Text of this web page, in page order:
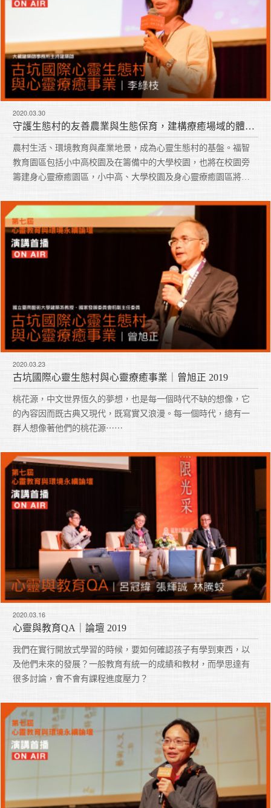
2020.03.30
守護生態村的友善農業與生態保育，建構療癒場域的體性｜李綠枝 2019
農村生活、環境教育與產業地景，成為心靈生態村的基盤。福智
教育園區包括小中高校園及在籌備中的大學校園，也將在校園旁
籌建身心靈療癒園區，小中高、大學校園及身心靈療癒園區將是
心靈療癒中心，這是讓人們走進心靈療癒之旅的起點，在這裡，
行住坐臥都是探索內心寧靜的體驗。
2020.03.23
古坑國際心靈生態村與心靈療癒事業｜曾旭正 2019
桃花源，中文世界恆久的夢想，也是每一個時代不缺的想像，它
的內容因而既古典又現代，既寫實又浪漫。每一個時代，總有一
群人想像著他們的桃花源⋯⋯
2020.03.16
心靈與教育QA｜論壇 2019
我們在實行開放式學習的時候，要如何確認孩子有學到東西，以
及他們未來的發展？一般教育有統一的成績和教材，而學思達有
很多討論，會不會有課程進度壓力？